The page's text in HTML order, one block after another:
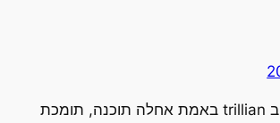
אני משתמש ב trillian באמת אחלה תוכנה, תומכת